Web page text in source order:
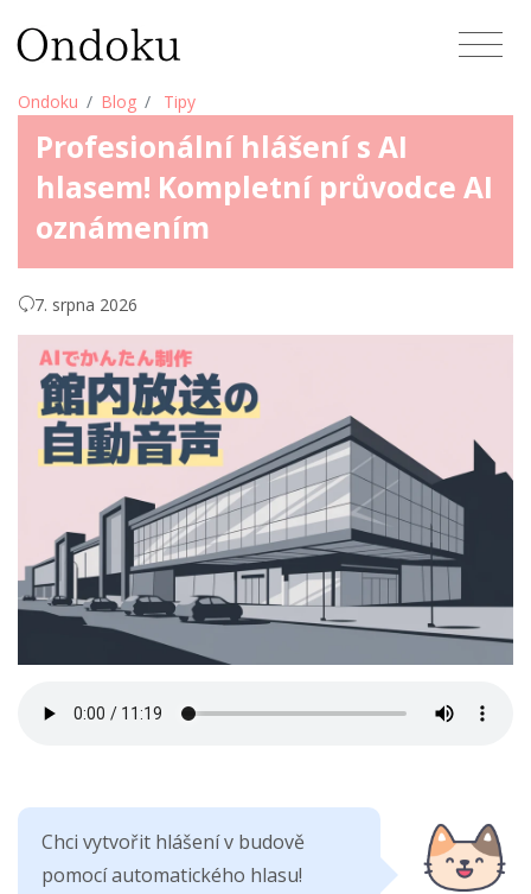
Ondoku Blog Tipy
Profesionální hlášení s AI
hlasem! Kompletní průvodce AI
oznámením
7. srpna 2026
Chci vytvořit hlášení v budově
pomocí automatického hlasu!